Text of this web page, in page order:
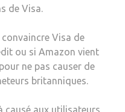
de Visa.
Visa de
ou si Amazon vient
ne pas causer de
britanniques.
causé aux utilisateurs